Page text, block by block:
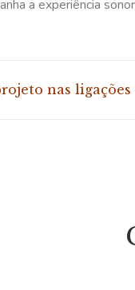
a experiência
nas ligações